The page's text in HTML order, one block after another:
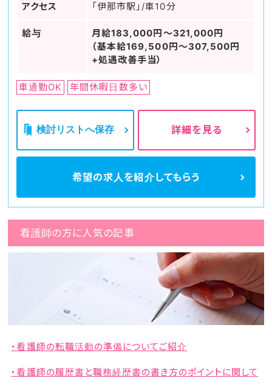
アクセス 「伊那市駅」/車10分
給与
月給183,000円～321,000円
（基本給169,500円～307,500円
+処遇改善手当）
車通勤OK 年間休暇日数多い
検討リストへ保存 詳細を見る
希望の求人を紹介してもらう
看護師の方に人気の記事
・看護師の転職活動の準備についてご紹介
・看護師の履歴書と職務経歴書の書き方のポイントに関して